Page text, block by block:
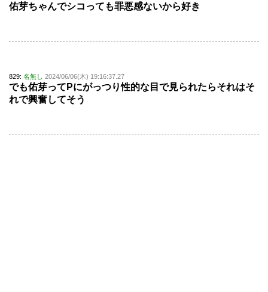
佑芽ちゃんでシコっても罪悪感ないから好き
829: 名無し 2024/06/06(木) 19:16:37.27
でも佑芽ってPにがっつり性的な目で見られたらそれはそ
れで興奮してそう